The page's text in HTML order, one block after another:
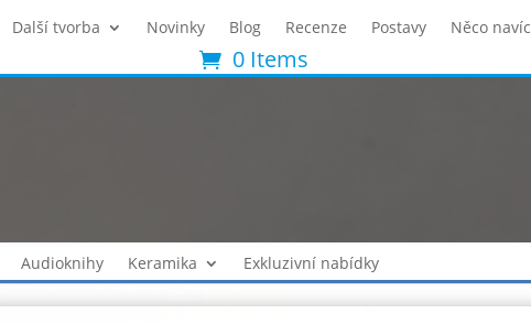
Další tvorba Novinky Blog Recenze Postavy Něco navíc
0 Items
Audioknihy Keramika Exkluzivní nabídky